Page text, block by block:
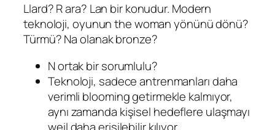
Llard? R ara? Lan bir konudur. Modern
teknoloji, oyunun the woman yönünü dönü?
Türmü? Na olanak bronze?
N ortak bir sorumlulu?
Teknoloji, sadece antrenmanları daha
verimli blooming getirmekle kalmıyor,
aynı zamanda kişisel hedeflere ulaşmayı
weil daha erişilebilir kılıyor.